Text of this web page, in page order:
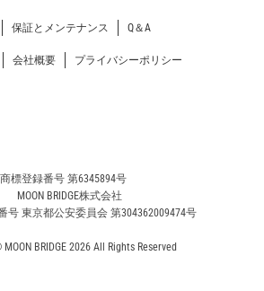
保証とメンテナンス Q＆A
会社概要 プライバシーポリシー
商標登録番号 第6345894号
MOON BRIDGE株式会社
東京都公安委員会 第304362009474号
BRIDGE 2026 All Rights Reserved